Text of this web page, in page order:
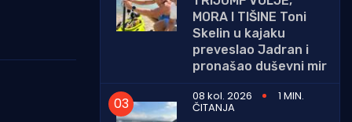
MORA I TIŠINE Toni
Skelin u kajaku
preveslao Jadran i
pronašao duševni mir
08 kol. 2026
1 MIN.
ČITANJA